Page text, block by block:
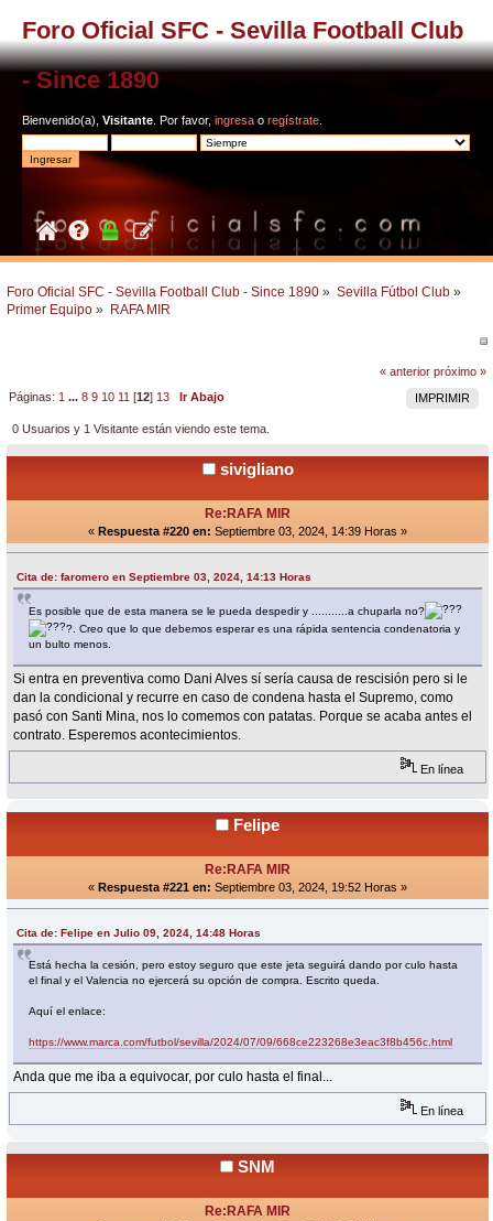
Foro Oficial SFC - Sevilla Football Club
- Since 1890
Bienvenido(a), Visitante . Por favor, ingresa o regístrate
Foro Oficial SFC - Sevilla Football Club - Since 1890 » Sevilla Fútbol Club »
Primer Equipo » RAFA MIR
« anterior próximo »
IMPRIMIR
Páginas: 1 ...8 9 10 11 [12] 13 Ir Abajo
0 Usuarios y 1 Visitante están viendo este tema.
sivigliano
Re:RAFA MIR
« Respuesta #220 en: Septiembre 03, 2024, 14:39 Horas »
Cita de: faromero en Septiembre 03, 2024, 14:13 Horas
Es posible que de esta manera se le pueda despedir y ...........a chuparla no?
?. Creo que lo que debemos esperar es una rápida sentencia condenatoria y
un bulto menos.
Si entra en preventiva como Dani Alves sí sería causa de rescisión pero si le
dan la condicional y recurre en caso de condena hasta el Supremo, como
pasó con Santi Mina, nos lo comemos con patatas. Porque se acaba antes el
contrato. Esperemos acontecimientos.
En línea
Felipe
Re:RAFA MIR
« Respuesta #221 en: Septiembre 03, 2024, 19:52 Horas »
Cita de: Felipe en Julio 09, 2024, 14:48 Horas
Está hecha la cesión, pero estoy seguro que este jeta seguirá dando por culo hasta
el final y el Valencia no ejercerá su opción de compra. Escrito queda.
Aquí el enlace:
https://www.marca.com/futbol/sevilla/2024/07/09/668ce223268e3eac3f8b456c.html
Anda que me iba a equivocar, por culo hasta el final...
En línea
SNM
Re:RAFA MIR